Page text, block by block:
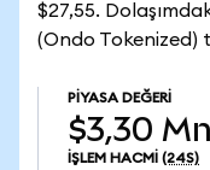
$27,55.
(Ondo Tokenized)
PIYASA DEĞERI
$3,30 Mn
İŞLEM HACMI (24S)